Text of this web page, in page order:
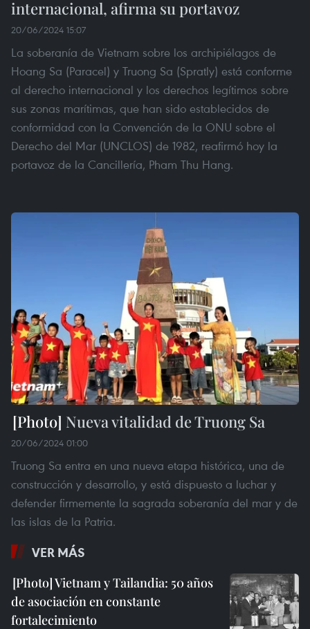
internacional, afirma su portavoz
20/06/2024 15:07
La soberanía de Vietnam sobre los archipiélagos de
Hoang Sa (Paracel) y Truong Sa (Spratly) está conforme
al derecho internacional y los derechos legítimos sobre
sus zonas marítimas, que han sido establecidos de
conformidad con la Convención de la ONU sobre el
Derecho del Mar (UNCLOS) de 1982, reafirmó hoy la
portavoz de la Cancillería, Pham Thu Hang.
Nueva vitalidad de Truong Sa
20/06/2024 01:00
Truong Sa entra en una nueva etapa histórica, una de
construcción y desarrollo, y está dispuesto a luchar y
defender firmemente la sagrada soberanía del mar y de
las islas de la Patria.
VER MÁS
Vietnam y Tailandia: 50 años
de asociación en constante
fortalecimiento